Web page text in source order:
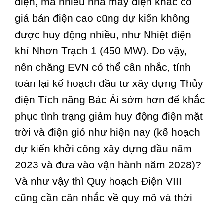
giá bán điện cao cũng dự kiến không
được huy động nhiều, như Nhiệt điện
khí Nhơn Trạch 1 (450 MW). Do vậy,
nên chăng EVN có thể cân nhắc, tính
toán lại kế hoạch đầu tư xây dựng Thủy
điện Tích năng Bác Ái sớm hơn để khắc
phục tình trạng giảm huy động điện mặt
trời và điện gió như hiện nay (kế hoạch
dự kiến khởi công xây dựng đầu năm
2023 và đưa vào vận hành năm 2028)?
Và như vậy thì Quy hoạch Điện VIII
cũng cần cân nhắc về quy mô và thời